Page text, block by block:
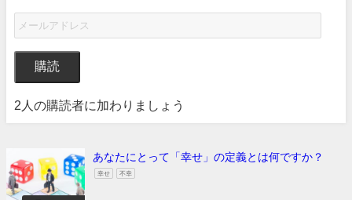
購読
2人の購読者に加わりましょう
あなたにとって「幸せ」の定義とは何ですか？
幸せ 不幸